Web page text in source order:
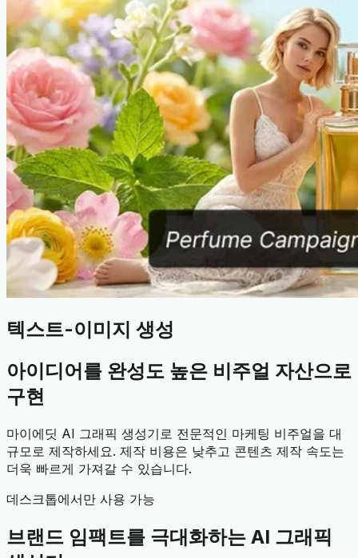
텍스트-이미지 생성
아이디어를 완성도 높은 비주얼 자산으로
구현
마이에딧 AI 그래픽 생성기로 전문적인 마케팅 비주얼을 대
규모로 제작하세요. 제작 비용은 낮추고 콘텐츠 제작 속도는
더욱 빠르게 가져갈 수 있습니다.
데스크톱에서만 사용 가능
브랜드 임팩트를 극대화하는 AI 그래픽